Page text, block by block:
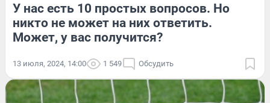
У нас есть 10 простых вопросов. Но
никто не может на них ответить.
Может, у вас получится?
13 июля, 2024, 14:00 1 549 Обсудить